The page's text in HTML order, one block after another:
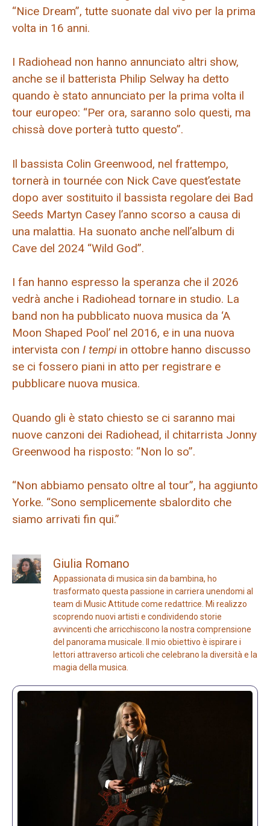
“Nice Dream”, tutte suonate dal vivo per la prima
volta in 16 anni.
I Radiohead non hanno annunciato altri show,
anche se il batterista Philip Selway ha detto
quando è stato annunciato per la prima volta il
tour europeo: “Per ora, saranno solo questi, ma
chissà dove porterà tutto questo”.
Il bassista Colin Greenwood, nel frattempo,
tornerà in tournée con Nick Cave quest’estate
dopo aver sostituito il bassista regolare dei Bad
Seeds Martyn Casey l’anno scorso a causa di
una malattia. Ha suonato anche nell’album di
Cave del 2024 “Wild God”.
I fan hanno espresso la speranza che il 2026
vedrà anche i Radiohead tornare in studio. La
band non ha pubblicato nuova musica da ‘A
Moon Shaped Pool’ nel 2016, e in una nuova
intervista con I tempiin ottobre hanno discusso
se ci fossero piani in atto per registrare e
pubblicare nuova musica.
Quando gli è stato chiesto se ci saranno mai
nuove canzoni dei Radiohead, il chitarrista Jonny
Greenwood ha risposto: “Non lo so”.
“Non abbiamo pensato oltre al tour”, ha aggiunto
Yorke. “Sono semplicemente sbalordito che
siamo arrivati ​​fin qui.”
Giulia Romano
Appassionata di musica sin da bambina, ho
trasformato questa passione in carriera unendomi al
team di Music Attitude come redattrice. Mi realizzo
scoprendo nuovi artisti e condividendo storie
avvincenti che arricchiscono la nostra comprensione
del panorama musicale. Il mio obiettivo è ispirare i
lettori attraverso articoli che celebrano la diversità e la
magia della musica.